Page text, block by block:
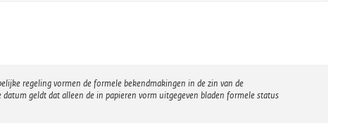
regeling vormen de formele bekendmakingen in de zin van de
geldt dat alleen de in papieren vorm uitgegeven bladen formele status